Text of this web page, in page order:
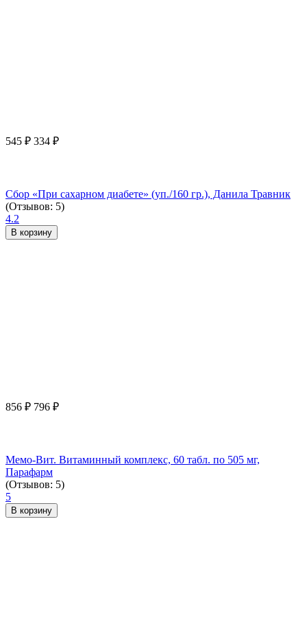
545 ₽ 334 ₽
Сбор «При сахарном диабете» (уп./160 гр.), Данила Травник
(Отзывов: 5)
4.2
В корзину
856 ₽ 796 ₽
Мемо-Вит. Витаминный комплекс, 60 табл. по 505 мг,
Парафарм
(Отзывов: 5)
5
В корзину